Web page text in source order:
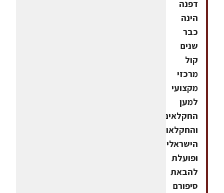
דפנה
הינה
כבר
שנים
קול
מרכזי
מקצועי
למען
החקלאים
והחקלאות
הישראלית,
ופועלת
להבאת
סיפורם